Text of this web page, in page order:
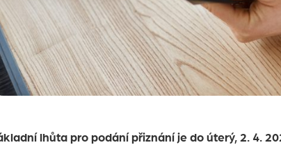
lhůta pro podání přiznání je do úterý, 2. 4.